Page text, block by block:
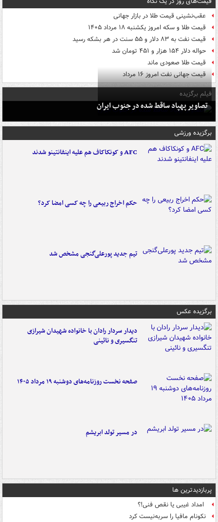
عقب‌نشینی قیمت طلا در بازار جهانی
قیمت طلا و سکه امروز یکشنبه ۱۸ مرداد ۱۴۰۵
قیمت نفت به ۸۳ دلار و ۵۵ سنت در هر بشکه رسید
حواله دلار ۱۵۴ هزار و ۴۵۱ تومان شد
قیمت طلا صعودی ماند
قیمت جهانی نفت امروز ۱۶ مرداد
فیلم برگزیده
تصاویر پهپاد ساقط شده در جنوب ایران
برگزیده ورزشی
AFC و کونکاکاف هم علیه اینفانتینو شدند
حکم اخراج ربیعی را چه کسی امضا کرد؟
تیم جدید پورعلی‌گنجی مشخص شد
برگزیده عکس
دیدار سردار رادان با خانواده‌ شهیدان شیرازی
تنگسیری و نائینی
صفحه نخست روزنامه‌های دوشنبه ۱۹ مرداد ۱۴۰۵
در مسیر تولد ابریشم
پربازدیدترین ها
امداد غیبی یا نقص فنی!؟
نکونام مافیا را سربه‌نیست کرد